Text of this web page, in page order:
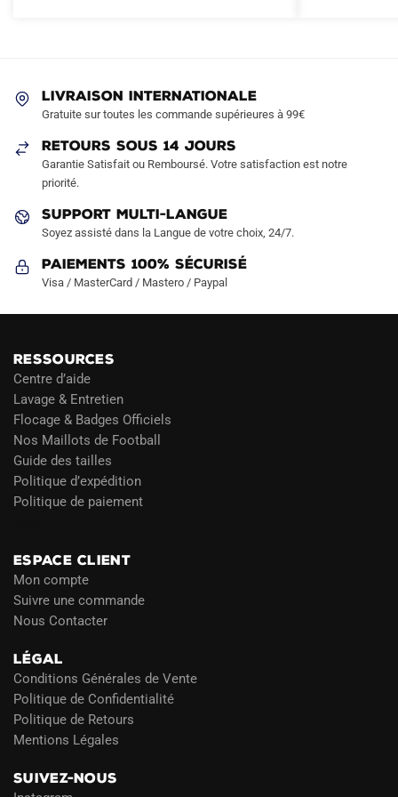
choisies
la
page
produit
page
LIVRAISON INTERNATIONALE
Gratuite sur toutes les commande supérieures à 99€
RETOURS SOUS 14 JOURS
Garantie Satisfait ou Remboursé. Votre satisfaction est notre
priorité.
SUPPORT MULTI-LANGUE
Soyez assisté dans la Langue de votre choix, 24/7.
Paiements 100% Sécurisé
Visa / MasterCard / Mastero / Paypal
RESSOURCES
Centre d’aide
Lavage & Entretien
Flocage & Badges Officiels
Nos Maillots de Football
Guide des tailles
Politique d’expédition
Politique de paiement
ESPACE CLIENT
Mon compte
Suivre une commande
Nous Contacter
LÉGAL
Conditions Générales de Vente
Politique de Confidentialité
Politique de Retours
Mentions Légales
SUIVEZ-NOUS